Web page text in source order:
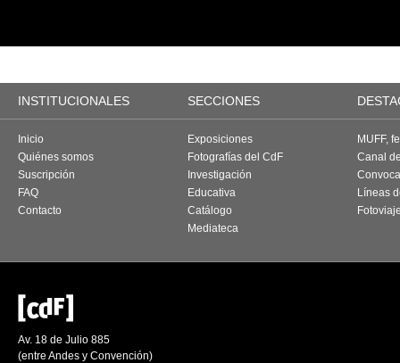
INSTITUCIONALES SECCIONES
Inicio
Quiénes somos
Suscripción
FAQ
Contacto
Exposiciones
Fotografías del CdF
Investigación
Educativa
Catálogo
Mediateca
MUFF,
Canal
Líneas
Av. 18 de Julio 885
(entre Andes y Convención)